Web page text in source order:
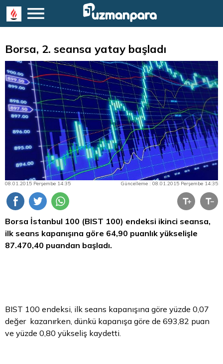
Borsa, 2. seansa yatay başladı
08.01.2015 Perşembe 14:35 Güncelleme : 08.01.2015 Perşembe 14:35
Borsa İstanbul 100 (BIST 100) endeksi ikinci seansa,
ilk seans kapanışına göre 64,90 puanlık yükselişle
87.470,40 puandan başladı.
BIST 100 endeksi, ilk seans kapanışına göre yüzde 0,07
değer kazanırken, dünkü kapanışa göre de 693,82 puan
ve yüzde 0,80 yükseliş kaydetti.